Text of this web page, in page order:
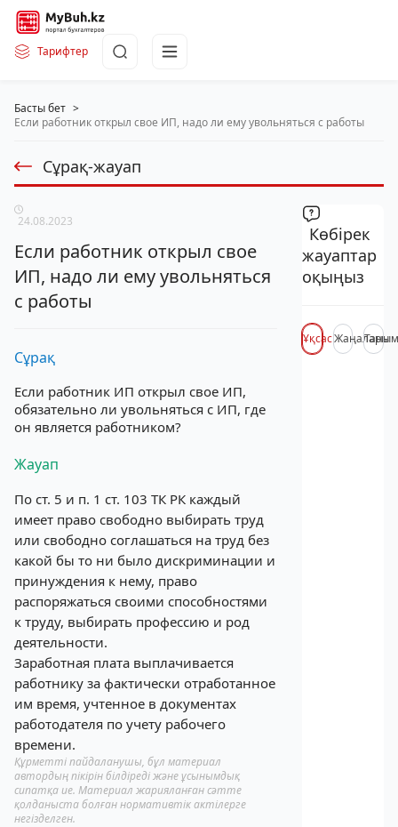
Тарифтер
Басты бет >
Если работник открыл свое ИП, надо ли ему увольняться с работы
Сұрақ-жауап
24.08.2023
Если работник открыл свое
ИП, надо ли ему увольняться
с работы
Сұрақ
Если работник ИП открыл свое ИП,
обязательно ли увольняться с ИП, где
он является работником?
Жауап
По ст. 5 и п. 1 ст. 103 ТК РК каждый
имеет право свободно выбирать труд
или свободно соглашаться на труд без
какой бы то ни было дискриминации и
принуждения к нему, право
распоряжаться своими способностями
к труду, выбирать профессию и род
деятельности.
Заработная плата выплачивается
работнику за фактически отработанное
им время, учтенное в документах
работодателя по учету рабочего
времени.
Құрметті пайдаланушы, бұл материал
автордың пікірін білдіреді және ұсынымдық
сипатқа ие. Материал жарияланған сәтте
қолданыста болған нормативтік актілерге
негізделген.
Көбірек
жауаптар
оқыңыз
ҰқсасЖаңалары